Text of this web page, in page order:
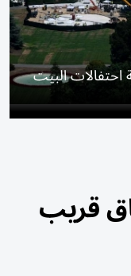
البيت
قريب